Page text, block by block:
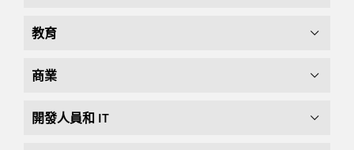
教育
商業
開發人員和 IT